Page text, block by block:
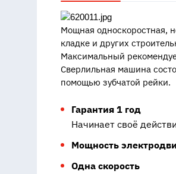
Мощная односкоростная,
кладке и других
Максимальный
Сверлильная машина
помощью зубчатой рейки.
Гарантия 1 год
Начинает своё
Мощность
Одна скорость